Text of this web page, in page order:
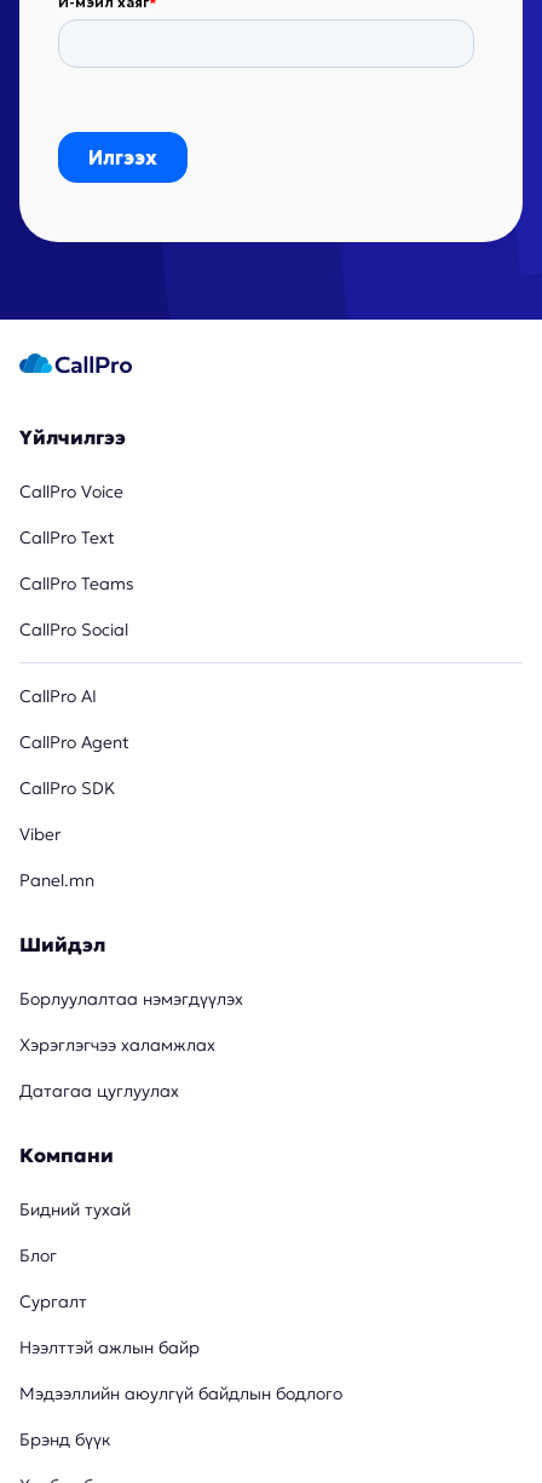
Үйлчилгээ
CallPro Voice
CallPro Text
CallPro Teams
CallPro Social
CallPro AI
CallPro Agent
CallPro SDK
Viber
Panel.mn
Шийдэл
Борлуулалтаа нэмэгдүүлэх
Хэрэглэгчээ халамжлах
Датагаа цуглуулах
Компани
Бидний тухай
Блог
Сургалт
Нээлттэй ажлын байр
Мэдээллийн аюулгүй байдлын бодлого
Брэнд бүүк